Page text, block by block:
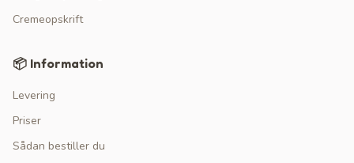
Cremeopskrift
📦 Information
Levering
Priser
Sådan bestiller du